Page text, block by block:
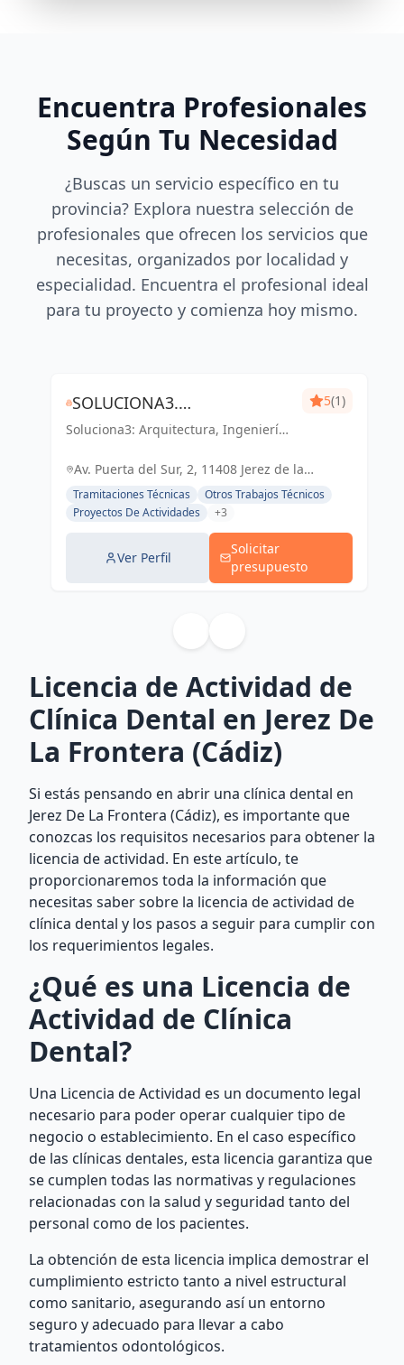
Encuentra Profesionales
Según Tu Necesidad
¿Buscas un servicio específico en tu
provincia? Explora nuestra selección de
profesionales que ofrecen los servicios que
necesitas, organizados por localidad y
especialidad. Encuentra el profesional ideal
para tu proyecto y comienza hoy mismo.
SOLUCIONA3.
ARQUITECTURA-INGENIERÍA-
EFICIENCIA ENERGÉTICA
Soluciona3: Arquitectura, Ingeniería
integrales para tu proyecto en Cádiz
5(1)
Av. Puerta del Sur, 2, 11408 Jerez de la
Frontera, Cádiz, España, España
Tramitaciones Técnicas
Otros Trabajos Técnicos
Proyectos De Actividades
+3
Ver Perfil
Solicitar
presupuesto
Licencia de Actividad de
Clínica Dental en Jerez De
La Frontera (Cádiz)
Si estás pensando en abrir una clínica dental en
Jerez De La Frontera (Cádiz), es importante que
conozcas los requisitos necesarios para obtener la
licencia de actividad. En este artículo, te
proporcionaremos toda la información que
necesitas saber sobre la licencia de actividad de
clínica dental y los pasos a seguir para cumplir con
los requerimientos legales.
¿Qué es una Licencia de
Actividad de Clínica
Dental?
Una Licencia de Actividad es un documento legal
necesario para poder operar cualquier tipo de
negocio o establecimiento. En el caso específico
de las clínicas dentales, esta licencia garantiza que
se cumplen todas las normativas y regulaciones
relacionadas con la salud y seguridad tanto del
personal como de los pacientes.
La obtención de esta licencia implica demostrar el
cumplimiento estricto tanto a nivel estructural
como sanitario, asegurando así un entorno
seguro y adecuado para llevar a cabo
tratamientos odontológicos.